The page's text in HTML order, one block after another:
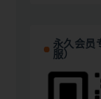
永久会员
服）